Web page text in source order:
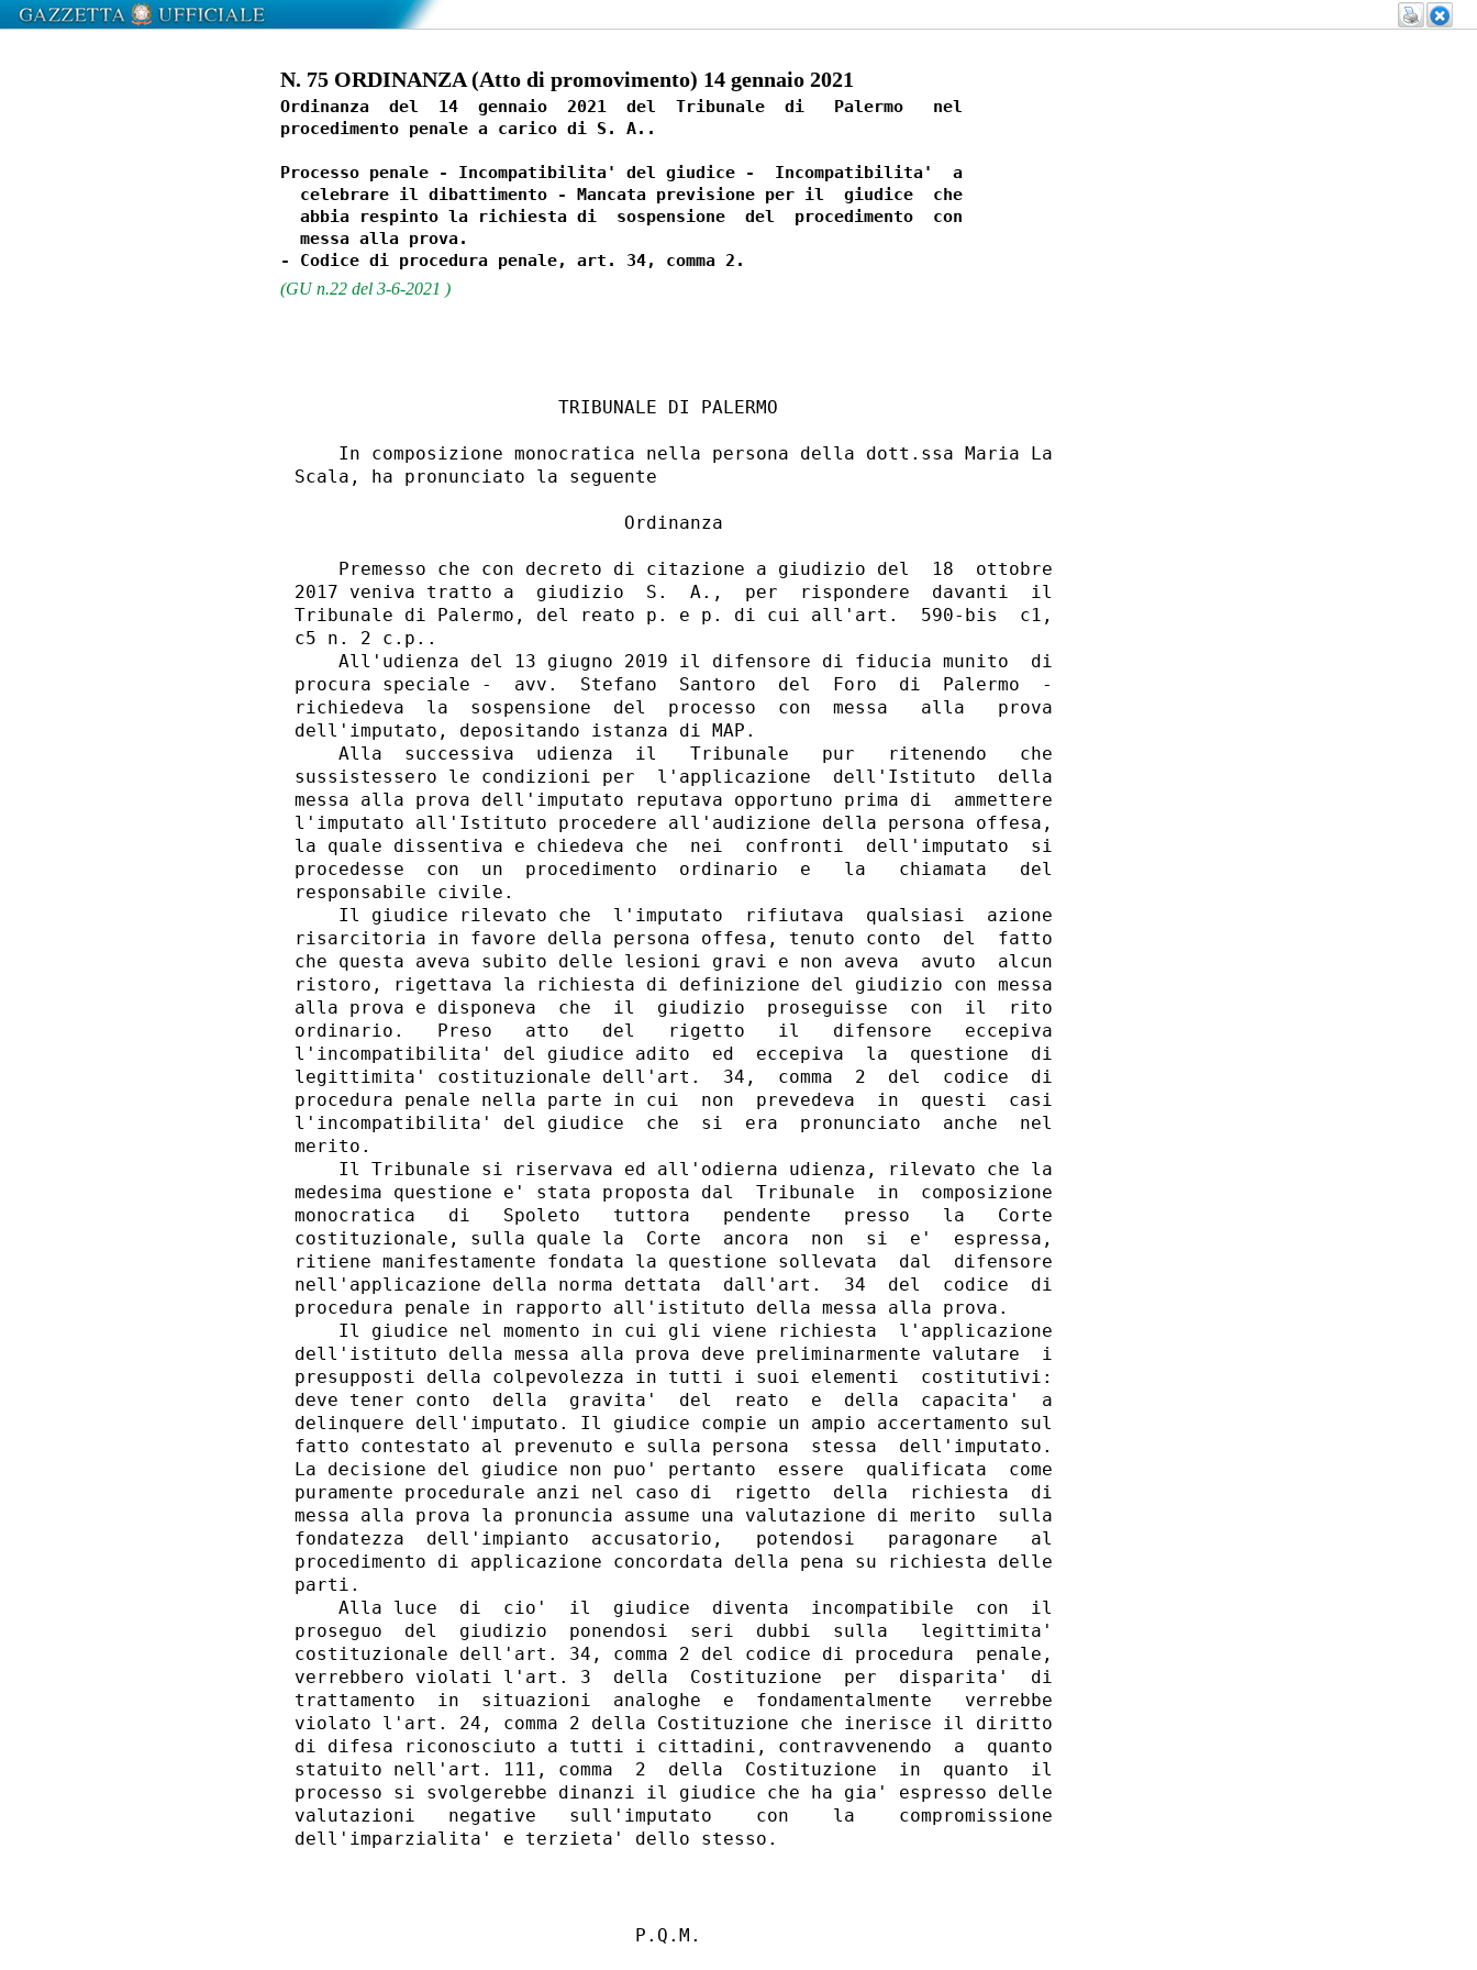
N. 75 ORDINANZA (Atto di promovimento) 14 gennaio 2021
Ordinanza  del  14  gennaio  2021  del  Tribunale  di   Palermo   nel
procedimento penale a carico di S. A..
Processo penale - Incompatibilita' del giudice -  Incompatibilita'  a
  celebrare il dibattimento - Mancata previsione per il  giudice  che
  abbia respinto la richiesta di  sospensione  del  procedimento  con
  messa alla prova.
(GU n.22 del 3-6-2021 )
                        TRIBUNALE DI PALERMO
    In composizione monocratica nella persona della dott.ssa Maria La
Scala, ha pronunciato la seguente
                              Ordinanza
    Premesso che con decreto di citazione a giudizio del  18  ottobre
2017 veniva tratto a  giudizio  S.  A.,  per  rispondere  davanti  il
Tribunale di Palermo, del reato p. e p. di cui all'art.  590-bis  c1,
c5 n. 2 c.p..
    All'udienza del 13 giugno 2019 il difensore di fiducia munito  di
procura speciale -  avv.  Stefano  Santoro  del  Foro  di  Palermo  -
richiedeva  la  sospensione  del  processo  con  messa   alla   prova
dell'imputato, depositando istanza di MAP.
    Alla  successiva  udienza  il   Tribunale   pur   ritenendo   che
sussistessero le condizioni per  l'applicazione  dell'Istituto  della
messa alla prova dell'imputato reputava opportuno prima di  ammettere
l'imputato all'Istituto procedere all'audizione della persona offesa,
la quale dissentiva e chiedeva che  nei  confronti  dell'imputato  si
procedesse  con  un  procedimento  ordinario  e   la   chiamata   del
responsabile civile.
    Il giudice rilevato che  l'imputato  rifiutava  qualsiasi  azione
risarcitoria in favore della persona offesa, tenuto conto  del  fatto
che questa aveva subito delle lesioni gravi e non aveva  avuto  alcun
ristoro, rigettava la richiesta di definizione del giudizio con messa
alla prova e disponeva  che  il  giudizio  proseguisse  con  il  rito
ordinario.   Preso   atto   del   rigetto   il   difensore   eccepiva
l'incompatibilita' del giudice adito  ed  eccepiva  la  questione  di
legittimita' costituzionale dell'art.  34,  comma  2  del  codice  di
procedura penale nella parte in cui  non  prevedeva  in  questi  casi
l'incompatibilita' del giudice  che  si  era  pronunciato  anche  nel
merito.
    Il Tribunale si riservava ed all'odierna udienza, rilevato che la
medesima questione e' stata proposta dal  Tribunale  in  composizione
monocratica   di   Spoleto   tuttora   pendente   presso   la   Corte
costituzionale, sulla quale la  Corte  ancora  non  si  e'  espressa,
ritiene manifestamente fondata la questione sollevata  dal  difensore
nell'applicazione della norma dettata  dall'art.  34  del  codice  di
procedura penale in rapporto all'istituto della messa alla prova.
    Il giudice nel momento in cui gli viene richiesta  l'applicazione
dell'istituto della messa alla prova deve preliminarmente valutare  i
presupposti della colpevolezza in tutti i suoi elementi  costitutivi:
deve tener conto  della  gravita'  del  reato  e  della  capacita'  a
delinquere dell'imputato. Il giudice compie un ampio accertamento sul
fatto contestato al prevenuto e sulla persona  stessa  dell'imputato.
La decisione del giudice non puo' pertanto  essere  qualificata  come
puramente procedurale anzi nel caso di  rigetto  della  richiesta  di
messa alla prova la pronuncia assume una valutazione di merito  sulla
fondatezza  dell'impianto  accusatorio,   potendosi   paragonare   al
procedimento di applicazione concordata della pena su richiesta delle
parti.
    Alla luce  di  cio'  il  giudice  diventa  incompatibile  con  il
proseguo  del  giudizio  ponendosi  seri  dubbi  sulla   legittimita'
costituzionale dell'art. 34, comma 2 del codice di procedura  penale,
verrebbero violati l'art. 3  della  Costituzione  per  disparita'  di
trattamento  in  situazioni  analoghe  e  fondamentalmente   verrebbe
violato l'art. 24, comma 2 della Costituzione che inerisce il diritto
di difesa riconosciuto a tutti i cittadini, contravvenendo  a  quanto
statuito nell'art. 111, comma  2  della  Costituzione  in  quanto  il
processo si svolgerebbe dinanzi il giudice che ha gia' espresso delle
valutazioni   negative   sull'imputato    con    la    compromissione
                               P.Q.M.